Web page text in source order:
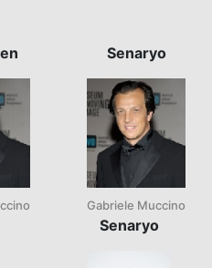
Senaryo
Gabriele Muccino
Senaryo